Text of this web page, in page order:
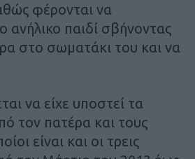
φέρονται να
ανήλικο παιδί σβήνοντας
στο σωματάκι του και να
να είχε υποστεί τα
τον πατέρα και τους
είναι και οι τρεις